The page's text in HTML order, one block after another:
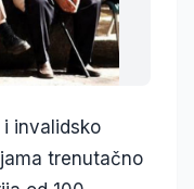
i invalidsko
trenutačno